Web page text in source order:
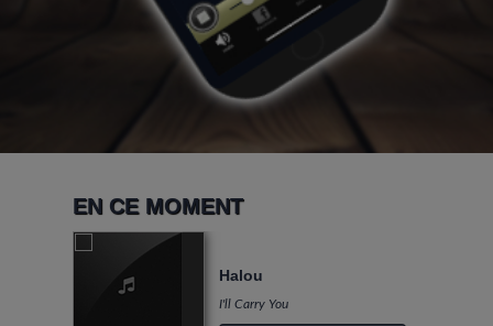
EN CE MOMENT
Halou
I'll Carry You